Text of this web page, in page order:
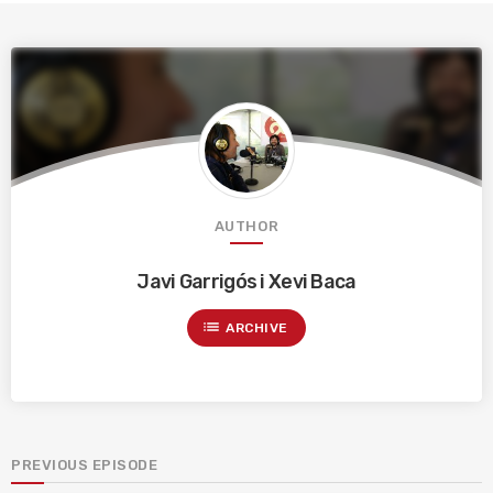
AUTHOR
Javi Garrigós i Xevi Baca
list ARCHIVE
PREVIOUS EPISODE